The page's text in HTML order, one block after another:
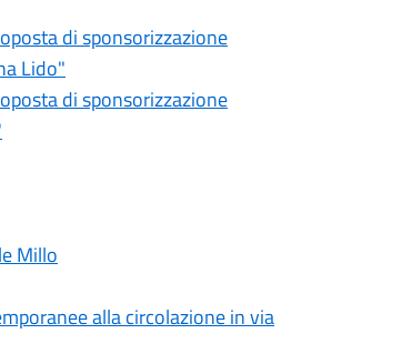
di sponsorizzazione
Lido"
di sponsorizzazione
Millo
alla circolazione in via